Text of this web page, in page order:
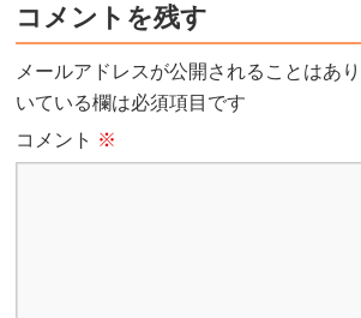
コメントを残す
メールアドレスが公開されることはあり
いている欄は必須項目です
コメント ※